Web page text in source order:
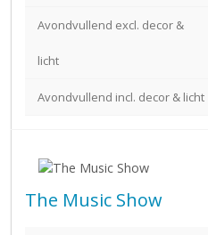
Avondvullend excl. decor &
licht
Avondvullend incl. decor & licht
The Music Show